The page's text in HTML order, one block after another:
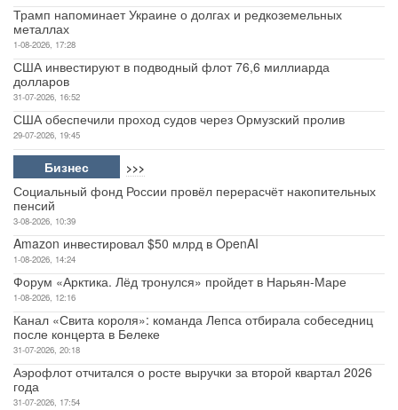
Трамп напоминает Украине о долгах и редкоземельных
металлах
1-08-2026, 17:28
США инвестируют в подводный флот 76,6 миллиарда
долларов
31-07-2026, 16:52
США обеспечили проход судов через Ормузский пролив
29-07-2026, 19:45
Бизнес >>>
Социальный фонд России провёл перерасчёт накопительных
пенсий
3-08-2026, 10:39
Amazon инвестировал $50 млрд в OpenAI
1-08-2026, 14:24
Форум «Арктика. Лёд тронулся» пройдет в Нарьян-Маре
1-08-2026, 12:16
Канал «Свита короля»: команда Лепса отбирала собеседниц
после концерта в Белеке
31-07-2026, 20:18
Аэрофлот отчитался о росте выручки за второй квартал 2026
года
31-07-2026, 17:54